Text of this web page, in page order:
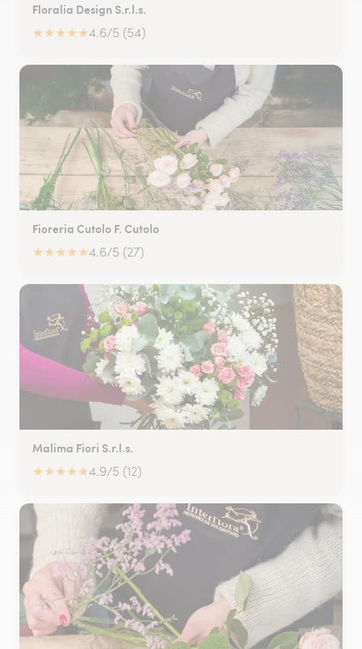
Floralia Design S.r.l.s.
★★★★★4.6/5 (54)
Fioreria Cutolo F. Cutolo
★★★★★4.6/5 (27)
Malima Fiori S.r.l.s.
★★★★★4.9/5 (12)